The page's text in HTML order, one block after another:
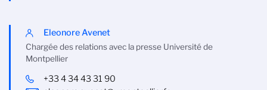
Eleonore Avenet
Chargée des relations avec la presse Université de
Montpellier
+33 4 34 43 31 90